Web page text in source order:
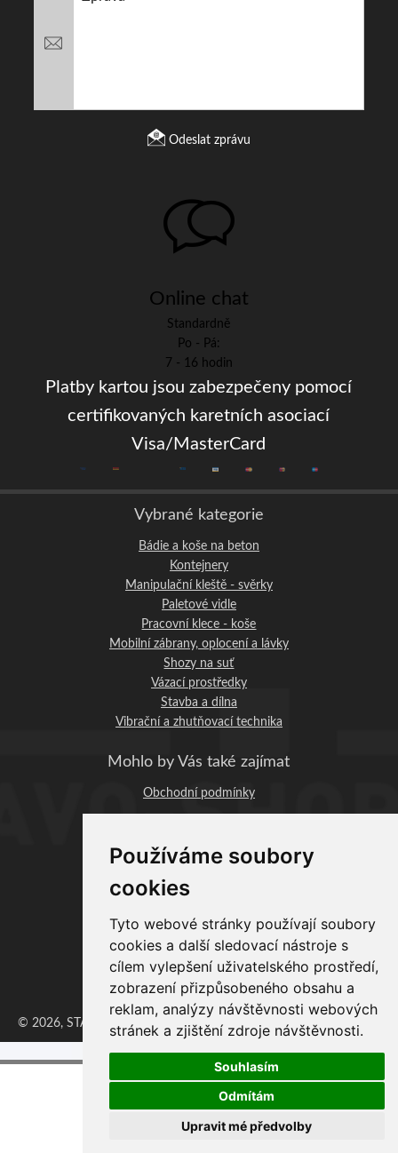
Používáme soubory
cookies
Tyto webové stránky používají soubory
cookies a další sledovací nástroje s
cílem vylepšení uživatelského prostředí,
zobrazení přizpůsobeného obsahu a
reklam, analýzy návštěvnosti webových
stránek a zjištění zdroje návštěvnosti.
Souhlasím
Odmítám
Upravit mé předvolby
Odeslat zprávu
Online chat
Standardně
Po - Pá:
7 - 16 hodin
Platby kartou jsou zabezpečeny pomocí
certifikovaných karetních asociací
Visa/MasterCard
Vybrané kategorie
Bádie a koše na beton
Kontejnery
Manipulační kleště - svěrky
Paletové vidle
Pracovní klece - koše
Mobilní zábrany, oplocení a lávky
Shozy na suť
Vázací prostředky
Stavba a dílna
Vibrační a zhutňovací technika
Mohlo by Vás také zajímat
Obchodní podmínky
Profi-BAU Chrudim, s.r.o.
Václavská 1083
537 01 Chrudim
DIČ: CZ06890393
Provozovna:
Zaječice 351, 538 35 Zaječice
© 2026, STAVO-SHOP, ProfiBAU Chrudim, s.r.o. | Vytvořil
Erzasoft